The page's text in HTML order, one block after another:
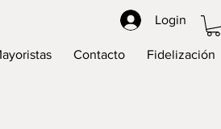
Login
Contacto Fidelización